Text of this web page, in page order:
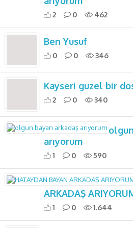
2 0 462
Ben Yusuf
0 0 346
Kayseri guzel bir
2 0 340
arıyorum
1 0 590
ARKADAŞ
1 0 1.644